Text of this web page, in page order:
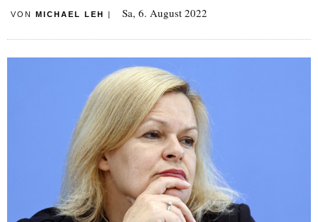
VON MICHAEL LEH Sa, 6. August 2022